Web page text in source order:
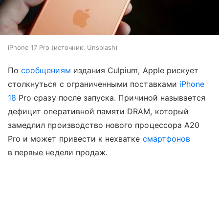
iPhone 17 Pro источник: Unsplash
Посообщениям издания Culpium, Apple рискует
столкнуться с ограниченными поставками iPhone
18 Pro сразу после запуска. Причиной называется
дефицит оперативной памяти DRAM, который
замедлил производство нового процессора A20
Pro и может привести к нехватке смартфонов
в первые недели продаж.